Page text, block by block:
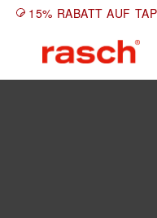
15% RABATT AUF